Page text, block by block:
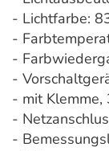
- Lichtfarbe:
-
-
-
- mit Klemme,
-
-